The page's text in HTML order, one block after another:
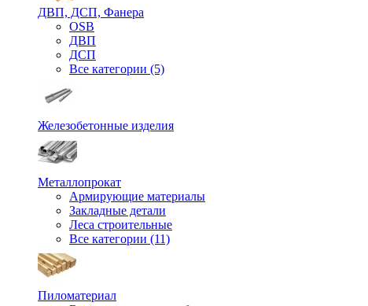
ДВП, ДСП, Фанера
OSB
ДВП
ДСП
Все категории (5)
Железобетонные изделия
Металлопрокат
Армирующие материалы
Закладные детали
Леса строительные
Все категории (11)
Пиломатериал